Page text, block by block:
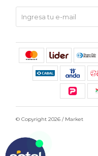
© Copyright 2026 / Market